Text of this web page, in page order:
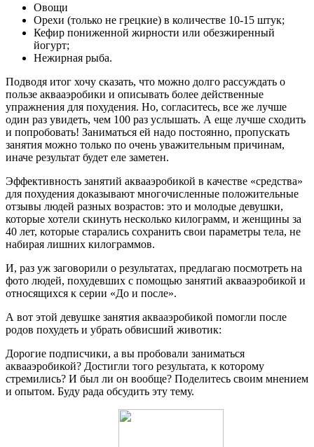
Овощи
Орехи (только не грецкие) в количестве 10-15 штук;
Кефир пониженной жирности или обезжиренный
йогурт;
Нежирная рыба.
Подводя итог хочу сказать, что можно долго рассуждать о
пользе аквааэробики и описывать более действенные
упражнения для похудения. Но, согласитесь, все же лучше
один раз увидеть, чем 100 раз услышать. А еще лучше сходить
и попробовать! Заниматься ей надо постоянно, пропускать
занятия можно только по очень уважительным причинам,
иначе результат будет еле заметен.
Эффективность занятий аквааэробикой в качестве «средства»
для похудения доказывают многочисленные положительные
отзывы людей разных возрастов: это и молодые девушки,
которые хотели скинуть несколько килограмм, и женщины за
40 лет, которые старались сохранить свои параметры тела, не
набирая лишних килограммов.
И, раз уж заговорили о результатах, предлагаю посмотреть на
фото людей, похудевших с помощью занятий аквааэробикой и
относящихся к серии «До и после».
А вот этой девушке занятия аквааэробикой помогли после
родов похудеть и убрать обвисший животик:
Дорогие подписчики, а вы пробовали заниматься
аквааэробикой? Достигли того результата, к которому
стремились? И был ли он вообще? Поделитесь своим мнением
и опытом. Буду рада обсудить эту тему.